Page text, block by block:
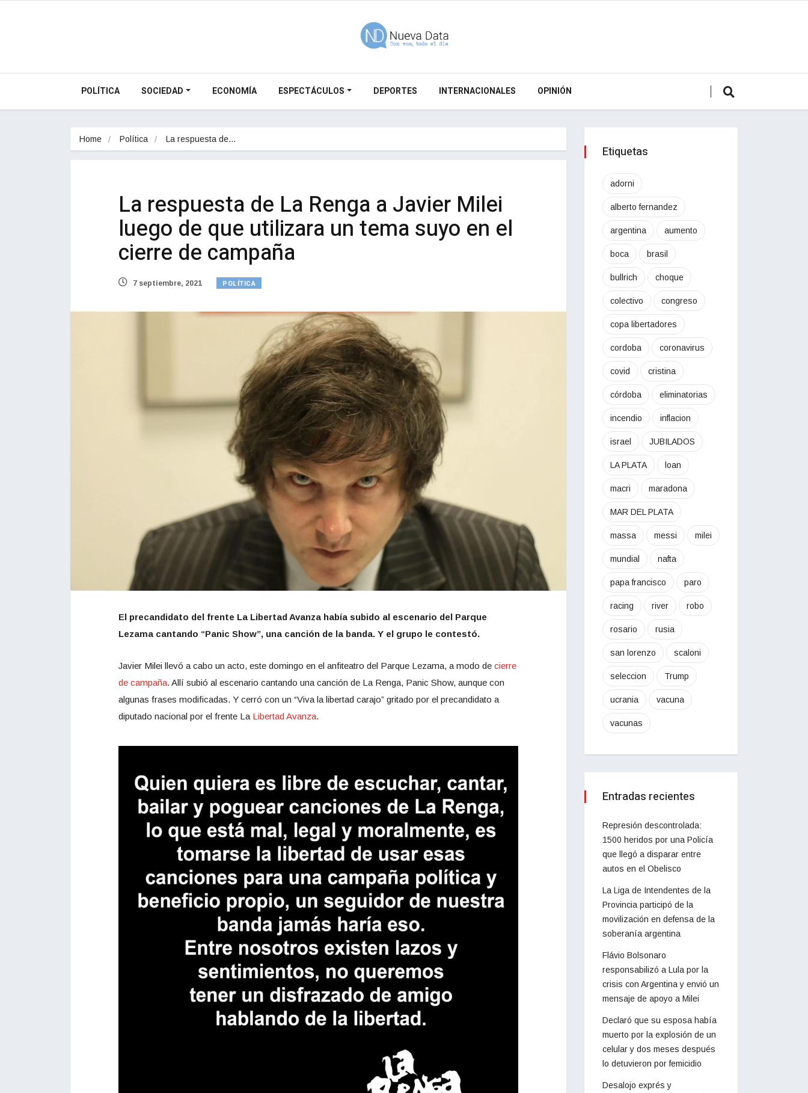
POLÍTICA SOCIEDAD ECONOMÍA ESPECTÁCULOS DEPORTES INTERNACIONALES OPINIÓN
Home Política La respuesta de…
La respuesta de La Renga a Javier Milei
luego de que utilizara un tema suyo en el
cierre de campaña
7 septiembre, 2021 POLÍTICA
El precandidato del frente La Libertad Avanza había subido al escenario del Parque
Lezama cantando “Panic Show”, una canción de la banda. Y el grupo le contestó.
Javier Milei llevó a cabo un acto, este domingo en el anfiteatro del Parque Lezama, a modo de cierre
de campaña. Allí subió al escenario cantando una canción de La Renga, Panic Show, aunque con
algunas frases modificadas. Y cerró con un “Viva la libertad carajo” gritado por el precandidato a
diputado nacional por el frente La Libertad Avanza.
Etiquetas
adorni
alberto fernandez
argentina aumento
boca brasil
bullrich choque
colectivo congreso
copa libertadores
cordoba coronavirus
covid cristina
córdoba eliminatorias
incendio inflacion
israel JUBILADOS
LA PLATA loan
macri maradona
MAR DEL PLATA
massa messi milei
mundial nafta
papa francisco paro
racing river robo
rosario rusia
san lorenzo scaloni
seleccion Trump
ucrania vacuna
vacunas
Entradas recientes
Represión descontrolada:
1500 heridos por una Policía
que llegó a disparar entre
autos en el Obelisco
La Liga de Intendentes de la
Provincia participó de la
movilización en defensa de la
soberanía argentina
Flávio Bolsonaro
responsabilizó a Lula por la
crisis con Argentina y envió un
mensaje de apoyo a Milei
Declaró que su esposa había
muerto por la explosión de un
celular y dos meses después
lo detuvieron por femicidio
Desalojo exprés y